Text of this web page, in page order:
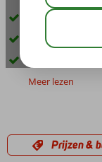
Dichtbij het
Op ca. 500 m van
Meer lezen
Prijzen &